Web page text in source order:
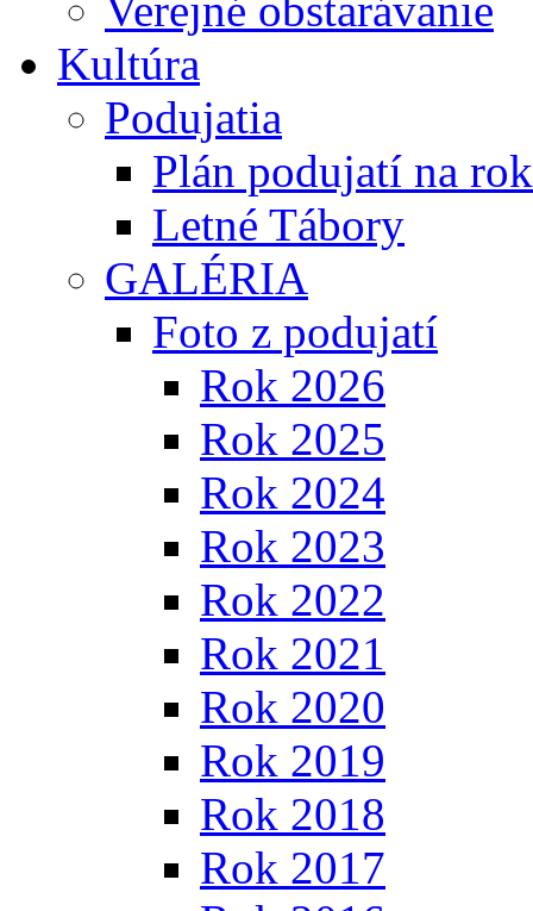
Verejné obstarávanie
Kultúra
Podujatia
Plán podujatí na
Letné Tábory
GALÉRIA
Foto z podujatí
Rok 2026
Rok 2025
Rok 2024
Rok 2023
Rok 2022
Rok 2021
Rok 2020
Rok 2019
Rok 2018
Rok 2017